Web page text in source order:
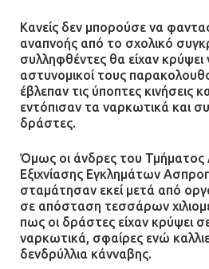
Κανείς δεν μπορούσε να
αναπνοής από το σχολικό
συλληφθέντες θα είχαν
αστυνομικοί τους
έβλεπαν τις ύποπτες κινήσεις
εντόπισαν τα ναρκωτικά και
δράστες.
Όμως οι άνδρες του Τμήματος
Εξιχνίασης Εγκλημάτων
σταμάτησαν εκεί μετά από
σε απόσταση τεσσάρων
πως οι δράστες είχαν κρύψει
ναρκωτικά, σφαίρες ενώ
δενδρύλλια κάνναβης.